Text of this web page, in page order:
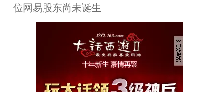
位网易股东尚未诞生